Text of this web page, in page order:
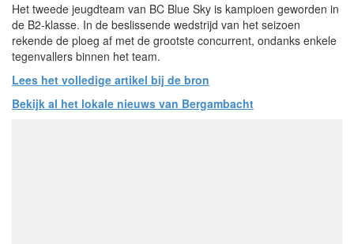
Het tweede jeugdteam van BC Blue Sky is kampioen geworden in
de B2-klasse. In de beslissende wedstrijd van het seizoen
rekende de ploeg af met de grootste concurrent, ondanks enkele
tegenvallers binnen het team.
Lees het volledige artikel bij de bron
Bekijk al het lokale nieuws van Bergambacht